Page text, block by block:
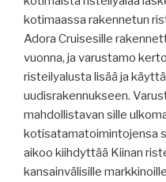
kotimaassa rakennetun
Adora Cruisesille
vuonna, ja varustamo
risteilyalusta lisää ja
uudisrakennukseen.
mahdollistavan sille
kotisatamatoimintojensa
aikoo kiihdyttää Kiinan
kansainvälisille